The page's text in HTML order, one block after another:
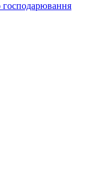
господарювання